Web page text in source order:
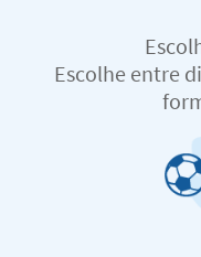
Escolhe entre